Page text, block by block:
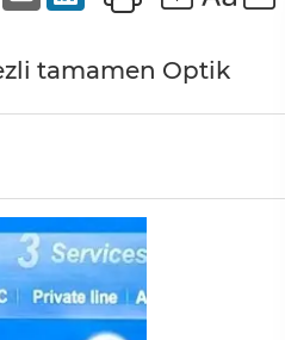
tamamen Optik